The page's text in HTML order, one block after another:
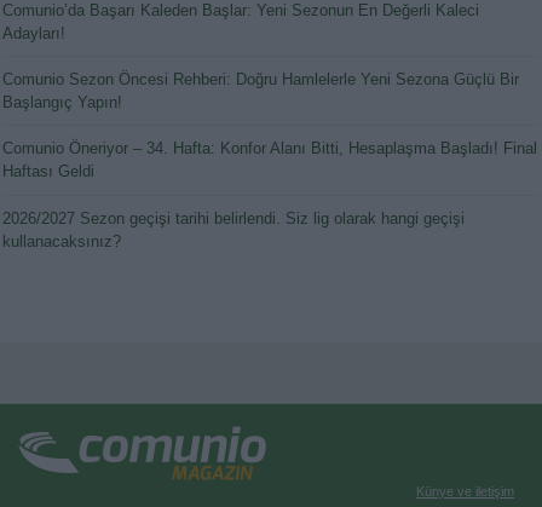
Comunio’da Başarı Kaleden Başlar: Yeni Sezonun En Değerli Kaleci
Adayları!
Comunio Sezon Öncesi Rehberi: Doğru Hamlelerle Yeni Sezona Güçlü Bir
Başlangıç Yapın!
Comunio Öneriyor – 34. Hafta: Konfor Alanı Bitti, Hesaplaşma Başladı! Final
Haftası Geldi
2026/2027 Sezon geçişi tarihi belirlendi. Siz lig olarak hangi geçişi
kullanacaksınız?
Künye ve iletişim